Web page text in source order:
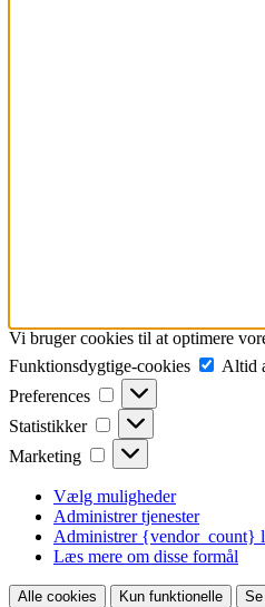
Vi bruger cookies til at optimere
Funktionsdygtige-cookies
Altid
Preferences
Preferences
Statistikker Statistikker
Marketing Marketing
Vælg muligheder
Administrer tjenester
Administrer {vendor_count}
Læs mere om disse formål
Alle cookies Kun funktionelle